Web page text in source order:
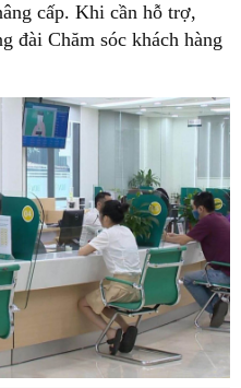
cấp. Khi cần hỗ trợ,
đài Chăm sóc khách hàng